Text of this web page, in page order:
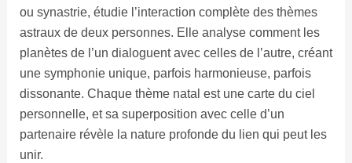
ou synastrie, étudie l’interaction complète des thèmes
astraux de deux personnes. Elle analyse comment les
planètes de l’un dialoguent avec celles de l’autre, créant
une symphonie unique, parfois harmonieuse, parfois
dissonante. Chaque thème natal est une carte du ciel
personnelle, et sa superposition avec celle d’un
partenaire révèle la nature profonde du lien qui peut les
unir.